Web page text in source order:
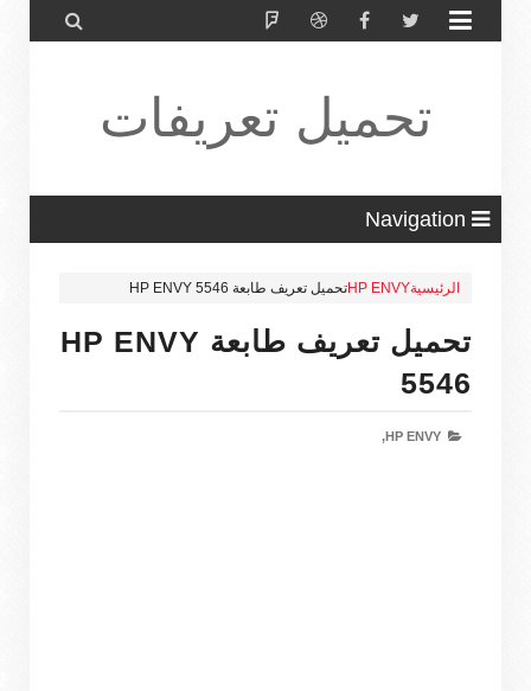


تحميل تعريفات
طابعة ولاب
توب HP Driver
الرئيسيةHP ENVYتحميل تعريف طابعة HP ENVY 5546
تحميل تعريف طابعة HP ENVY
5546
HP ENVY,